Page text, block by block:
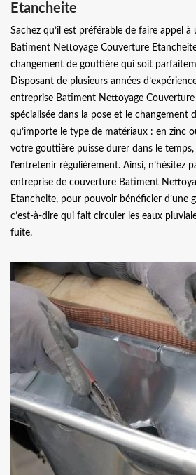
Etancheite
Sachez qu’il est préférable de faire appel
Batiment Nettoyage Couverture
changement de gouttière qui soit
Disposant de plusieurs années
entreprise Batiment Nettoyage
spécialisée dans la pose et le changement
qu’importe le type de matériaux : en zinc
votre gouttière puisse durer dans le
l’entretenir régulièrement. Ainsi, n’hésitez
entreprise de couverture Batiment
Etancheite, pour pouvoir bénéficier d’une
c’est-à-dire qui fait circuler les eaux
fuite.